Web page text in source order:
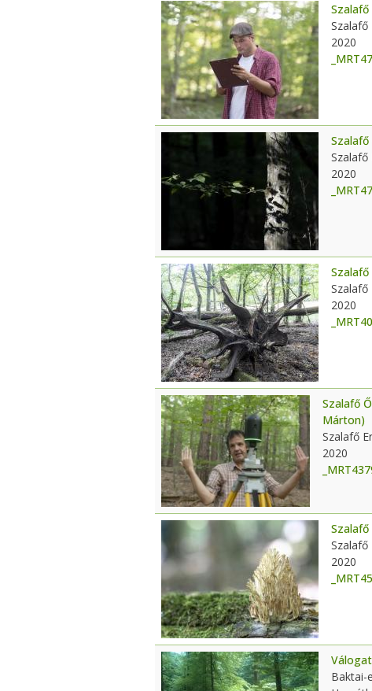
Szalafő
2020
Szalafő
2020
Szalafő
2020
Szalafő
Márton)
Szalafő
2020
Szalafő
2020
Baktai-